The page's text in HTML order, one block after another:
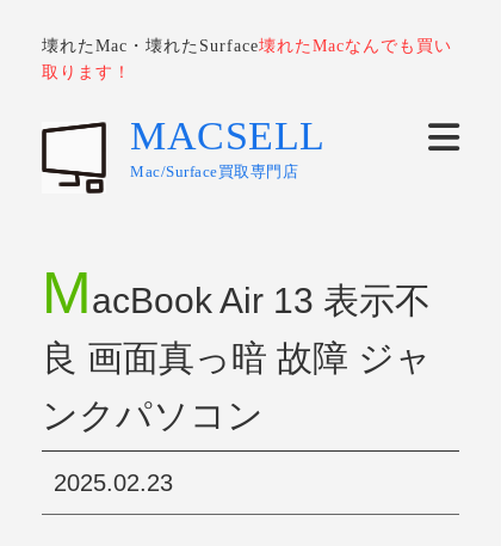
壊れたMac・壊れたSurface壊れたMacなんでも買い
取ります！
MACSELL
Mac/Surface買取専門店
MacBook Air 13 表示不
良 画面真っ暗 故障 ジャ
ンクパソコン
2025.02.23